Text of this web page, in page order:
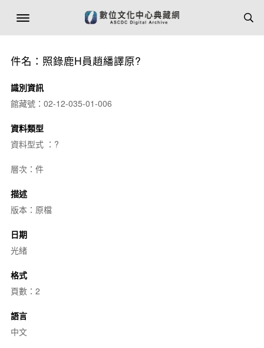
件名：照錄鹿H員趙繙譯原?
識別資訊
館藏號：02-12-035-01-006
資料類型
資料型式 ：?
層次：件
描述
版本：原檔
日期
光緒
格式
頁數：2
語言
中文